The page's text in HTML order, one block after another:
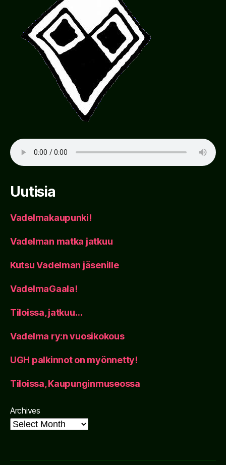
Uutisia
Vadelmakaupunki!
Vadelman matka jatkuu
Kutsu Vadelman jäsenille
VadelmaGaala!
Tiloissa, jatkuu…
Vadelma ry:n vuosikokous
UGH palkinnot on myönnetty!
Tiloissa, Kaupunginmuseossa
Archives